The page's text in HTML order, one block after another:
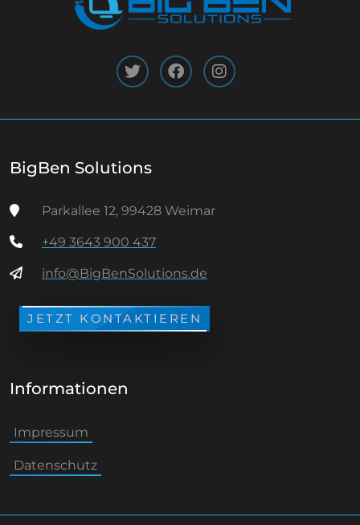
BigBen Solutions
Parkallee 12, 99428 Weimar
+49 3643 900 437
info@BigBenSolutions.de
JETZT KONTAKTIEREN
Informationen
Impressum
Datenschutz